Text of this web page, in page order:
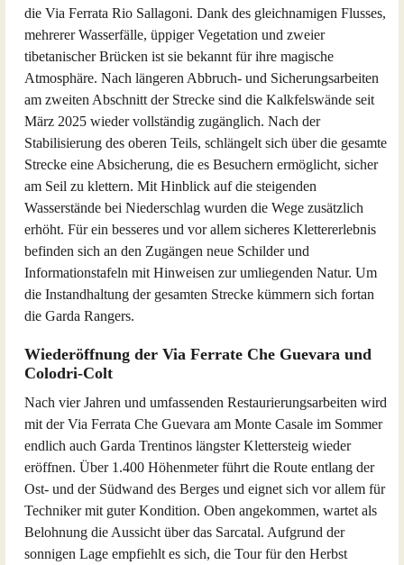
die Via Ferrata Rio Sallagoni. Dank des gleichnamigen Flusses,
mehrerer Wasserfälle, üppiger Vegetation und zweier
tibetanischer Brücken ist sie bekannt für ihre magische
Atmosphäre. Nach längeren Abbruch- und Sicherungsarbeiten
am zweiten Abschnitt der Strecke sind die Kalkfelswände seit
März 2025 wieder vollständig zugänglich. Nach der
Stabilisierung des oberen Teils, schlängelt sich über die gesamte
Strecke eine Absicherung, die es Besuchern ermöglicht, sicher
am Seil zu klettern. Mit Hinblick auf die steigenden
Wasserstände bei Niederschlag wurden die Wege zusätzlich
erhöht. Für ein besseres und vor allem sicheres Klettererlebnis
befinden sich an den Zugängen neue Schilder und
Informationstafeln mit Hinweisen zur umliegenden Natur. Um
die Instandhaltung der gesamten Strecke kümmern sich fortan
die Garda Rangers.
Wiederöffnung der Via Ferrate Che Guevara und
Colodri-Colt
Nach vier Jahren und umfassenden Restaurierungsarbeiten wird
mit der Via Ferrata Che Guevara am Monte Casale im Sommer
endlich auch Garda Trentinos längster Klettersteig wieder
eröffnen. Über 1.400 Höhenmeter führt die Route entlang der
Ost- und der Südwand des Berges und eignet sich vor allem für
Techniker mit guter Kondition. Oben angekommen, wartet als
Belohnung die Aussicht über das Sarcatal. Aufgrund der
sonnigen Lage empfiehlt es sich, die Tour für den Herbst